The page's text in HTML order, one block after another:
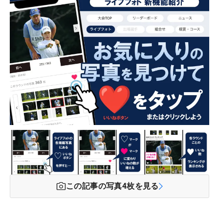
この記事の写真4枚を見る